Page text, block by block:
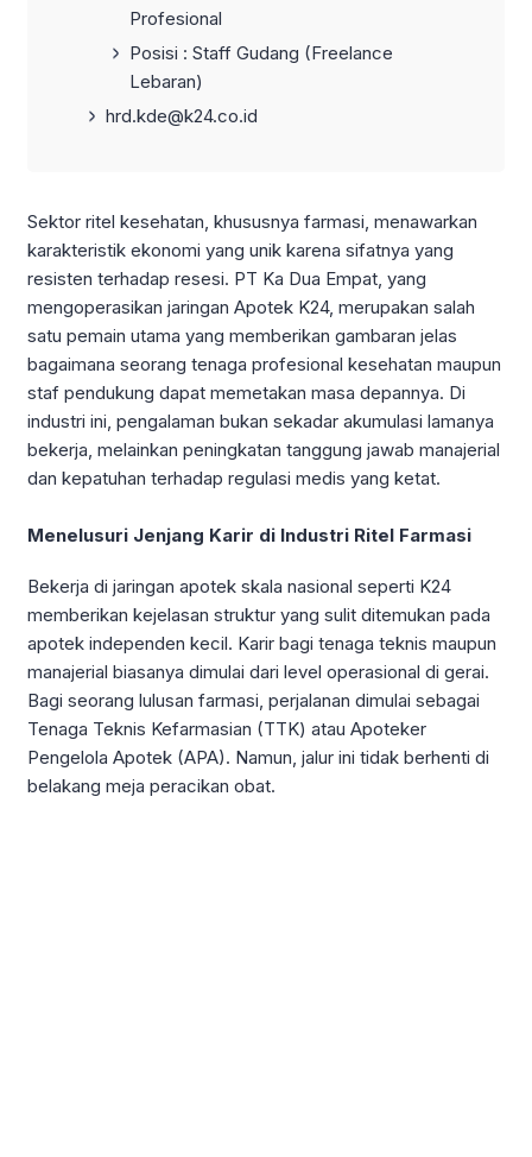
Profesional
Posisi : Staff Gudang (Freelance
Lebaran)
hrd.kde@k24.co.id
Sektor ritel kesehatan, khususnya farmasi, menawarkan
karakteristik ekonomi yang unik karena sifatnya yang
resisten terhadap resesi. PT Ka Dua Empat, yang
mengoperasikan jaringan Apotek K24, merupakan salah
satu pemain utama yang memberikan gambaran jelas
bagaimana seorang tenaga profesional kesehatan maupun
staf pendukung dapat memetakan masa depannya. Di
industri ini, pengalaman bukan sekadar akumulasi lamanya
bekerja, melainkan peningkatan tanggung jawab manajerial
dan kepatuhan terhadap regulasi medis yang ketat.
Menelusuri Jenjang Karir di Industri Ritel Farmasi
Bekerja di jaringan apotek skala nasional seperti K24
memberikan kejelasan struktur yang sulit ditemukan pada
apotek independen kecil. Karir bagi tenaga teknis maupun
manajerial biasanya dimulai dari level operasional di gerai.
Bagi seorang lulusan farmasi, perjalanan dimulai sebagai
Tenaga Teknis Kefarmasian (TTK) atau Apoteker
Pengelola Apotek (APA). Namun, jalur ini tidak berhenti di
belakang meja peracikan obat.